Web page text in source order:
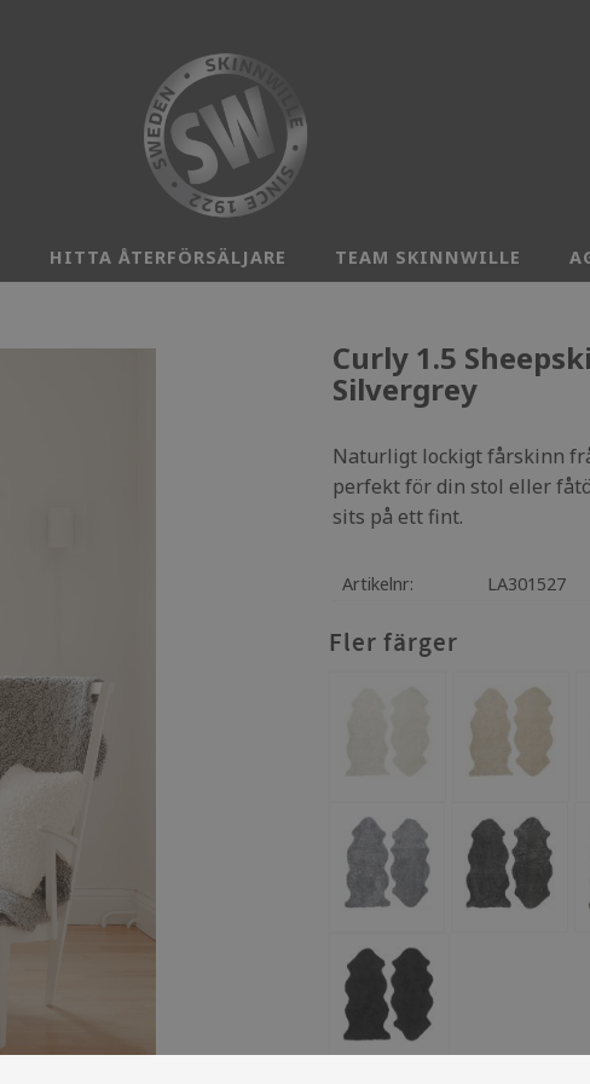
HITTA ÅTERFÖRSÄLJARE TEAM SKINNWILLE
Curly 1.5
Silvergrey
Naturligt lockigt fårskinn
perfekt för din stol eller
sits på ett fint.
Artikelnr LA301527
Fler färger